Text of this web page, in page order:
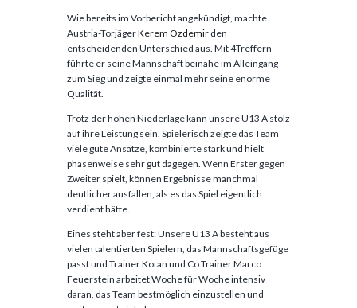
Wie bereits im Vorbericht angekündigt, machte
Austria-TorjägerKerem Özdemir den
entscheidenden Unterschied aus. Mit 4Treffern
führte er seine Mannschaft beinahe im Alleingang
zum Sieg und zeigte einmal mehr seine enorme
Qualität.
Trotz der hohen Niederlage kann unsere U13 A stolz
auf ihre Leistung sein. Spielerisch zeigte das Team
viele gute Ansätze, kombinierte stark und hielt
phasenweise sehr gut dagegen. Wenn Erster gegen
Zweiter spielt, können Ergebnisse manchmal
deutlicher ausfallen, als es das Spiel eigentlich
verdient hätte.
Eines steht aber fest: Unsere U13 A besteht aus
vielen talentierten Spielern, das Mannschaftsgefüge
passt und Trainer Kotan und Co Trainer Marco
Feuerstein arbeitet Woche für Woche intensiv
daran, das Team bestmöglich einzustellen und